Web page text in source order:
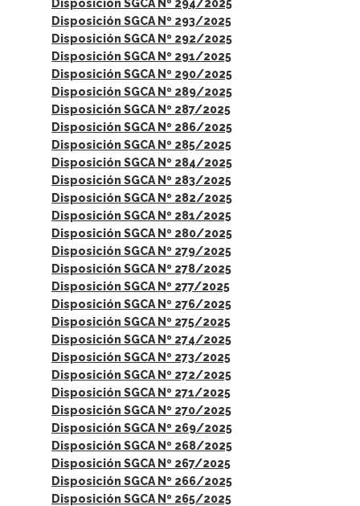
Disposición SGCA Nº 294/2025
Disposición SGCA Nº 293/2025
Disposición SGCA Nº 292/2025
Disposición SGCA Nº 291/2025
Disposición SGCA Nº 290/2025
Disposición SGCA Nº 289/2025
Disposición SGCA Nº 287/2025
Disposición SGCA Nº 286/2025
Disposición SGCA Nº 285/2025
Disposición SGCA Nº 284/2025
Disposición SGCA Nº 283/2025
Disposición SGCA Nº 282/2025
Disposición SGCA Nº 281/2025
Disposición SGCA Nº 280/2025
Disposición SGCA Nº 279/2025
Disposición SGCA Nº 278/2025
Disposición SGCA Nº 277/2025
Disposición SGCA Nº 276/2025
Disposición SGCA Nº 275/2025
Disposición SGCA Nº 274/2025
Disposición SGCA Nº 273/2025
Disposición SGCA Nº 272/2025
Disposición SGCA Nº 271/2025
Disposición SGCA Nº 270/2025
Disposición SGCA Nº 269/2025
Disposición SGCA Nº 268/2025
Disposición SGCA Nº 267/2025
Disposición SGCA Nº 266/2025
Disposición SGCA Nº 265/2025